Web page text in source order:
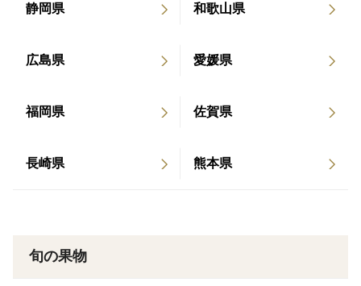
静岡県 和歌山県
広島県 愛媛県
福岡県 佐賀県
長崎県 熊本県
旬の果物